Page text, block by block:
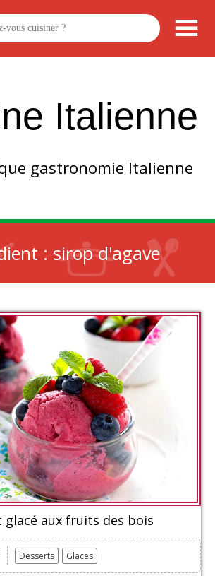
Italienne
gastronomie Italienne
: sirop d'agave
glacé aux fruits des bois
Desserts Glaces